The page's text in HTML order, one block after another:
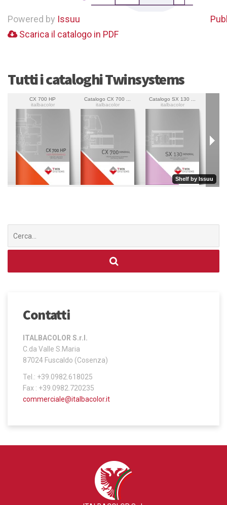
Powered by Issuu
Scarica il catalogo in PDF
Tutti i cataloghi Twinsystems
per:
Contatti
ITALBACOLOR S.r.l.
C.da Valle S.Maria
87024 Fuscaldo (Cosenza)
Tel.: +39.0982.618025
Fax : +39.0982.720235
commerciale@italbacolor.it